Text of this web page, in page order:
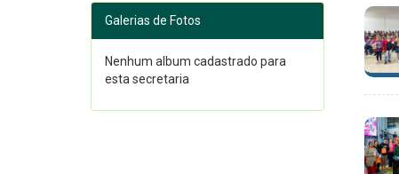
Galerias de Fotos
Nenhum album cadastrado para
esta secretaria